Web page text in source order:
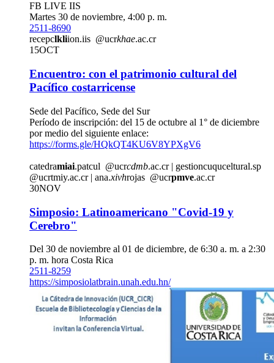
FB LIVE IIS
Martes 30 de noviembre, 4:00 p. m.
2511-8690
recepclkliion.iis @ucrkhae.ac.cr
15OCT
Encuentro: con el patrimonio cultural del
Pacífico costarricense
Sede del Pacífico, Sede del Sur
Período de inscripción: del 15 de octubre al 1° de diciembre
por medio del siguiente enlace:
https://forms.gle/HQkQT4KU6V8YPXgV6
catedramiai.patcul @ucrcdmb.ac.cr| gestioncuquceltural.sp
@ucrtmiy.ac.cr| ana.xivhrojas @ucrpmve.ac.cr
30NOV
Simposio: Latinoamericano "Covid-19 y
Cerebro"
Del 30 de noviembre al 01 de diciembre, de 6:30 a. m. a 2:30
p. m. hora Costa Rica
2511-8259
https://simposiolatbrain.unah.edu.hn/